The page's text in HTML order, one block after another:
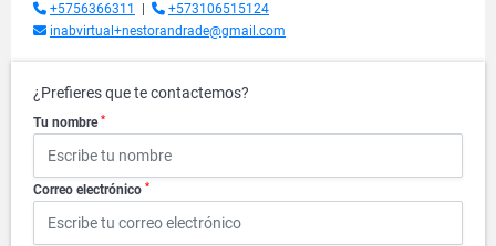
+5756366311
+573106515124
inabvirtual+nestorandrade@gmail.com
¿Prefieres que te contactemos?
Tu nombre *
Correo electrónico *